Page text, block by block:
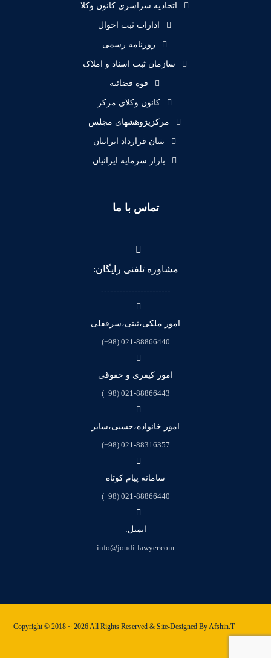
اتحادیه سراسری کانون وکلا
ادارات ثبت احوال
روزنامه رسمی
سازمان ثبت اسناد و املاک
قوه قضائیه
کانون وکلای مرکز
مرکزپژوهشهای مجلس
بنیان قرارداد ایرانیان
بازار سرمایه ایرانیان
تماس با ما
مشاوره تلفنی رایگان:
-----------------------
امور ملکی،ثبتی،سرقفلی
021-88866440 (98+)
امور کیفری و حقوقی
021-88866443 (98+)
امور خانواده،حسبی،سایر
021-88316357 (98+)
سامانه پیام کوتاه
021-88866440 (98+)
ایمیل:
info@joudi-lawyer.com
Copyright © 2018 ~ 2026 All Rights Reserved & Site-Designed By Afshin.T